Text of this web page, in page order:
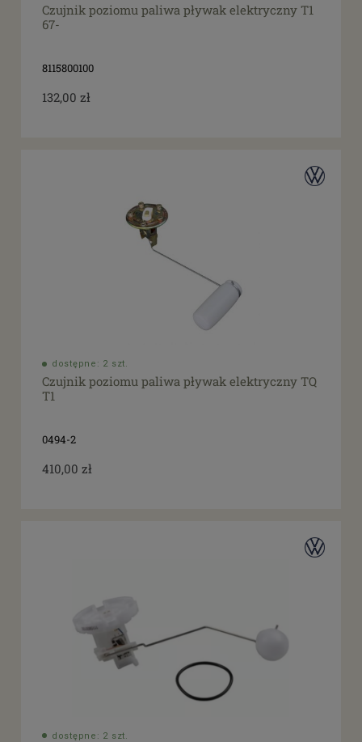
Czujnik poziomu paliwa pływak elektryczny T1
67-
8115800100
132,00 zł
dostępne: 2 szt.
Czujnik poziomu paliwa pływak elektryczny TQ
T1
0494-2
410,00 zł
dostępne: 2 szt.